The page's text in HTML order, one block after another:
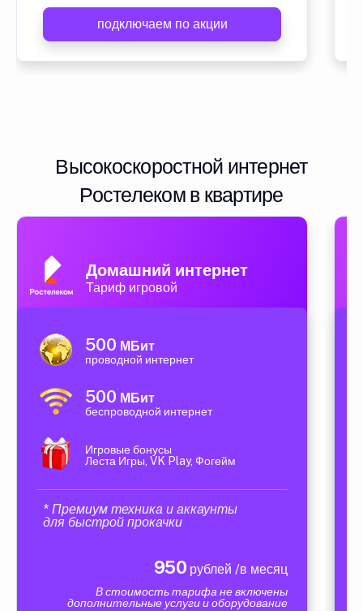
подключаем по акции
Высокоскоростной интернет
Ростелеком в квартире
Домашний интернет
Тариф игровой
500 МБит
проводной интернет
500 МБит
беспроводной интернет
Игровые бонусы
Леста Игры, VK Play, Фогейм
* Премиум техника и аккаунты
для быстрой прокачки
950 рублей /в месяц
В стоимость тарифа не включены
дополнительные услуги и оборудование